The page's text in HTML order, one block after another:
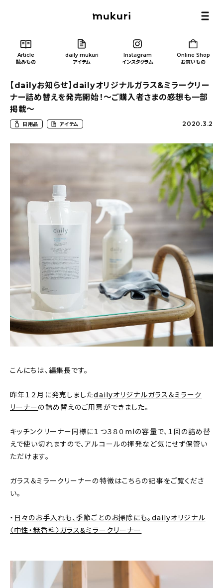
Article
読みもの
daily mukuri
アイテム
Instagram
インスタグラム
Online Shop
お買いもの
人気の記事
コラム
インテリア
キッチン
収納/掃除
daily mukuri/ アイテム
新着記事
【dailyお知らせ】dailyオリジナルガラス&ミラークリー
ナー詰め替えを発売開始！〜ご購入者さまの感想も一部
掲載〜
日用品 アイテム 2020.3.2
こんにちは、編集長です。
昨年１２月に発売しましたdailyオリジナルガラス＆ミラーク
リーナーの詰め替えのご用意ができました。
キッチンクリーナー同様に１つ３８０mlの容量で、１回の詰め替
えで使い切れますので、アルコールの揮発など気にせず保管い
ただけます。
ガラス＆ミラークリーナーの特徴はこちらの記事をご覧くださ
い。
・ 日々のお手入れも、季節ごとのお掃除にも。dailyオリジナル
〈中性・無香料〉ガラス&ミラークリーナー